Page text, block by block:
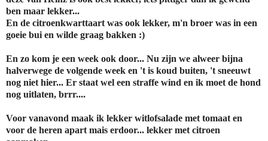
ben maar lekker...
En de citroenkwarttaart was ook lekker, m'n broer was in een
goeie bui en wilde graag bakken :)
En zo kom je een week ook door... Nu zijn we alweer bijna
halverwege de volgende week en 't is koud buiten, 't sneeuwt
nog niet hier... Er staat wel een straffe wind en ik moet de hond
nog uitlaten, brrr....
Voor vanavond maak ik lekker witlofsalade met tomaat en
voor de heren apart mais erdoor... lekker met citroen